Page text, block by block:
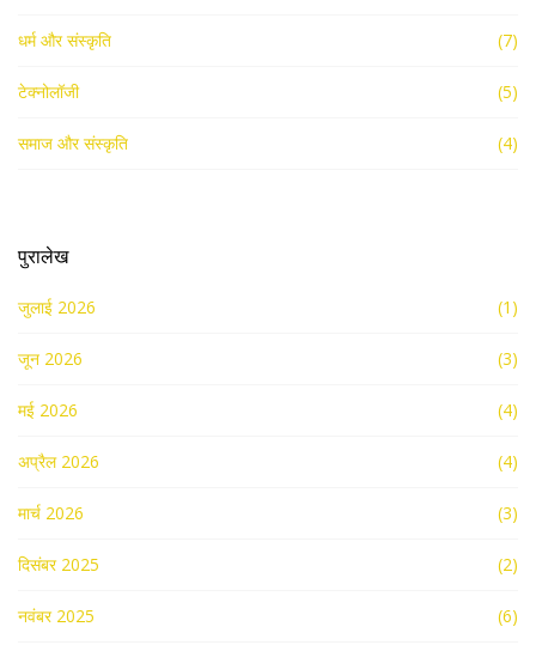
धर्म और संस्कृति (7)
टेक्नोलॉजी (5)
समाज और संस्कृति (4)
पुरालेख
जुलाई 2026 (1)
जून 2026 (3)
मई 2026 (4)
अप्रैल 2026 (4)
मार्च 2026 (3)
दिसंबर 2025 (2)
नवंबर 2025 (6)